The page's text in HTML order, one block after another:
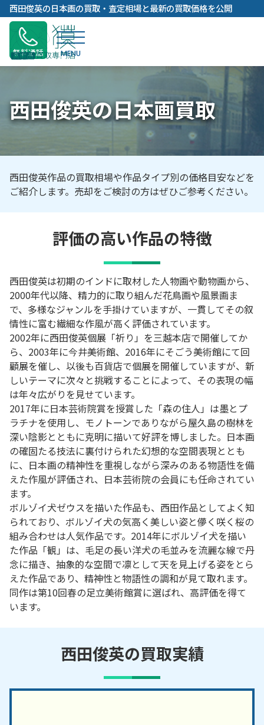
内
容
キ
西田俊英の日本画の買取・査定相場と最新の買取価格を公開
無料通話
西田俊英の日本画買取
西田俊英作品の買取相場や作品タイプ別の価格目安などを
ご紹介します。売却をご検討の方はぜひご参考ください。
評価の高い作品の特徴
西田俊英は初期のインドに取材した人物画や動物画から、
2000年代以降、精力的に取り組んだ花鳥画や風景画ま
で、多様なジャンルを手掛けていますが、一貫してその叙
情性に富む繊細な作風が高く評価されています。
2002年に西田俊英個展「祈り」を三越本店で開催してか
ら、2003年に今井美術館、2016年にそごう美術館にて回
顧展を催し、以後も百貨店で個展を開催していますが、新
しいテーマに次々と挑戦することによって、その表現の幅
は年々広がりを見せています。
2017年に日本芸術院賞を授賞した「森の住人」は墨とプ
ラチナを使用し、モノトーンでありながら屋久島の樹林を
深い陰影とともに克明に描いて好評を博しました。日本画
の確固たる技法に裏付けられた幻想的な空間表現ととも
に、日本画の精神性を重視しながら深みのある物語性を備
えた作風が評価され、日本芸術院の会員にも任命されてい
ます。
ボルゾイ犬ゼウスを描いた作品も、西田作品としてよく知
られており、ボルゾイ犬の気高く美しい姿と儚く咲く桜の
組み合わせは人気作品です。2014年にボルゾイ犬を描い
た作品「観」は、毛足の長い洋犬の毛並みを流麗な線で丹
念に描き、抽象的な空間で凛として天を見上げる姿をとら
えた作品であり、精神性と物語性の調和が見て取れます。
同作は第10回春の足立美術館賞に選ばれ、高評価を得て
います。
西田俊英の買取実績